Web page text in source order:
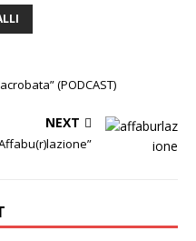
(PODCAST)
NEXT